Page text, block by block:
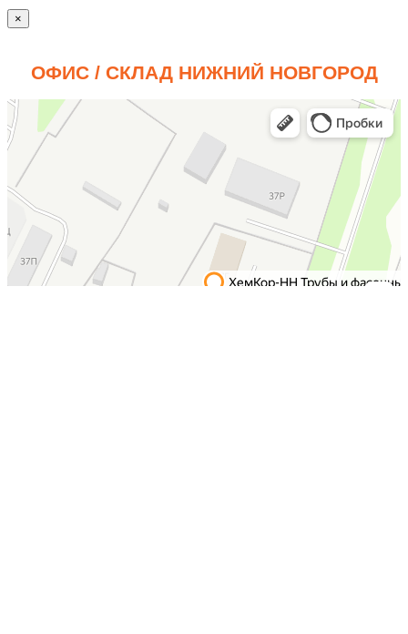
×
ОФИС / СКЛАД НИЖНИЙ НОВГОРОД